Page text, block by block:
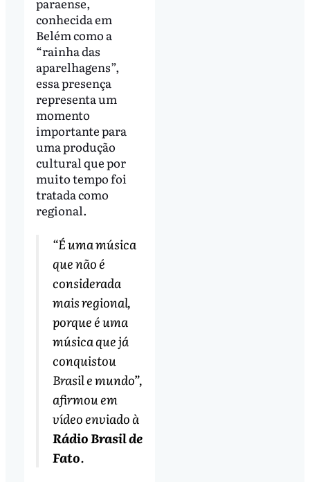
conhecida em
Belém como a
“rainha das
aparelhagens”,
essa presença
representa um
momento
importante para
uma produção
cultural que por
muito tempo foi
tratada como
regional.
“É uma música
que não é
considerada
mais regional,
porque é uma
música que já
conquistou
Brasil e mundo”,
afirmou em
vídeo enviado à
Rádio Brasil de
Fato.